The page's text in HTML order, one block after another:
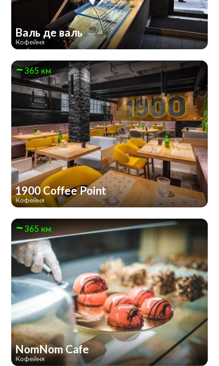
Валь де валь
Кофейня
365 км
1900 Coffee Point
Кофейня
365 км
NomNom Cafe
Кофейня